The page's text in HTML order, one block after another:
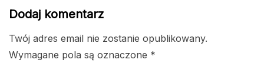
Dodaj komentarz
Twój adres email nie zostanie opublikowany.
Wymagane pola są oznaczone *